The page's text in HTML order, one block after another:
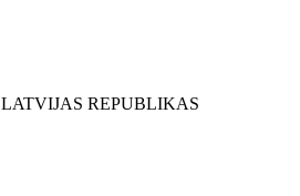
LATVIJAS REPUBLIKAS